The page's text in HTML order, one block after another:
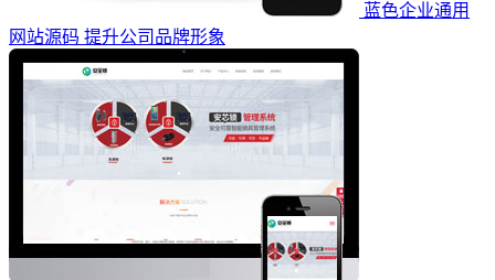
蓝色企业通用
网站源码 提升公司品牌形象